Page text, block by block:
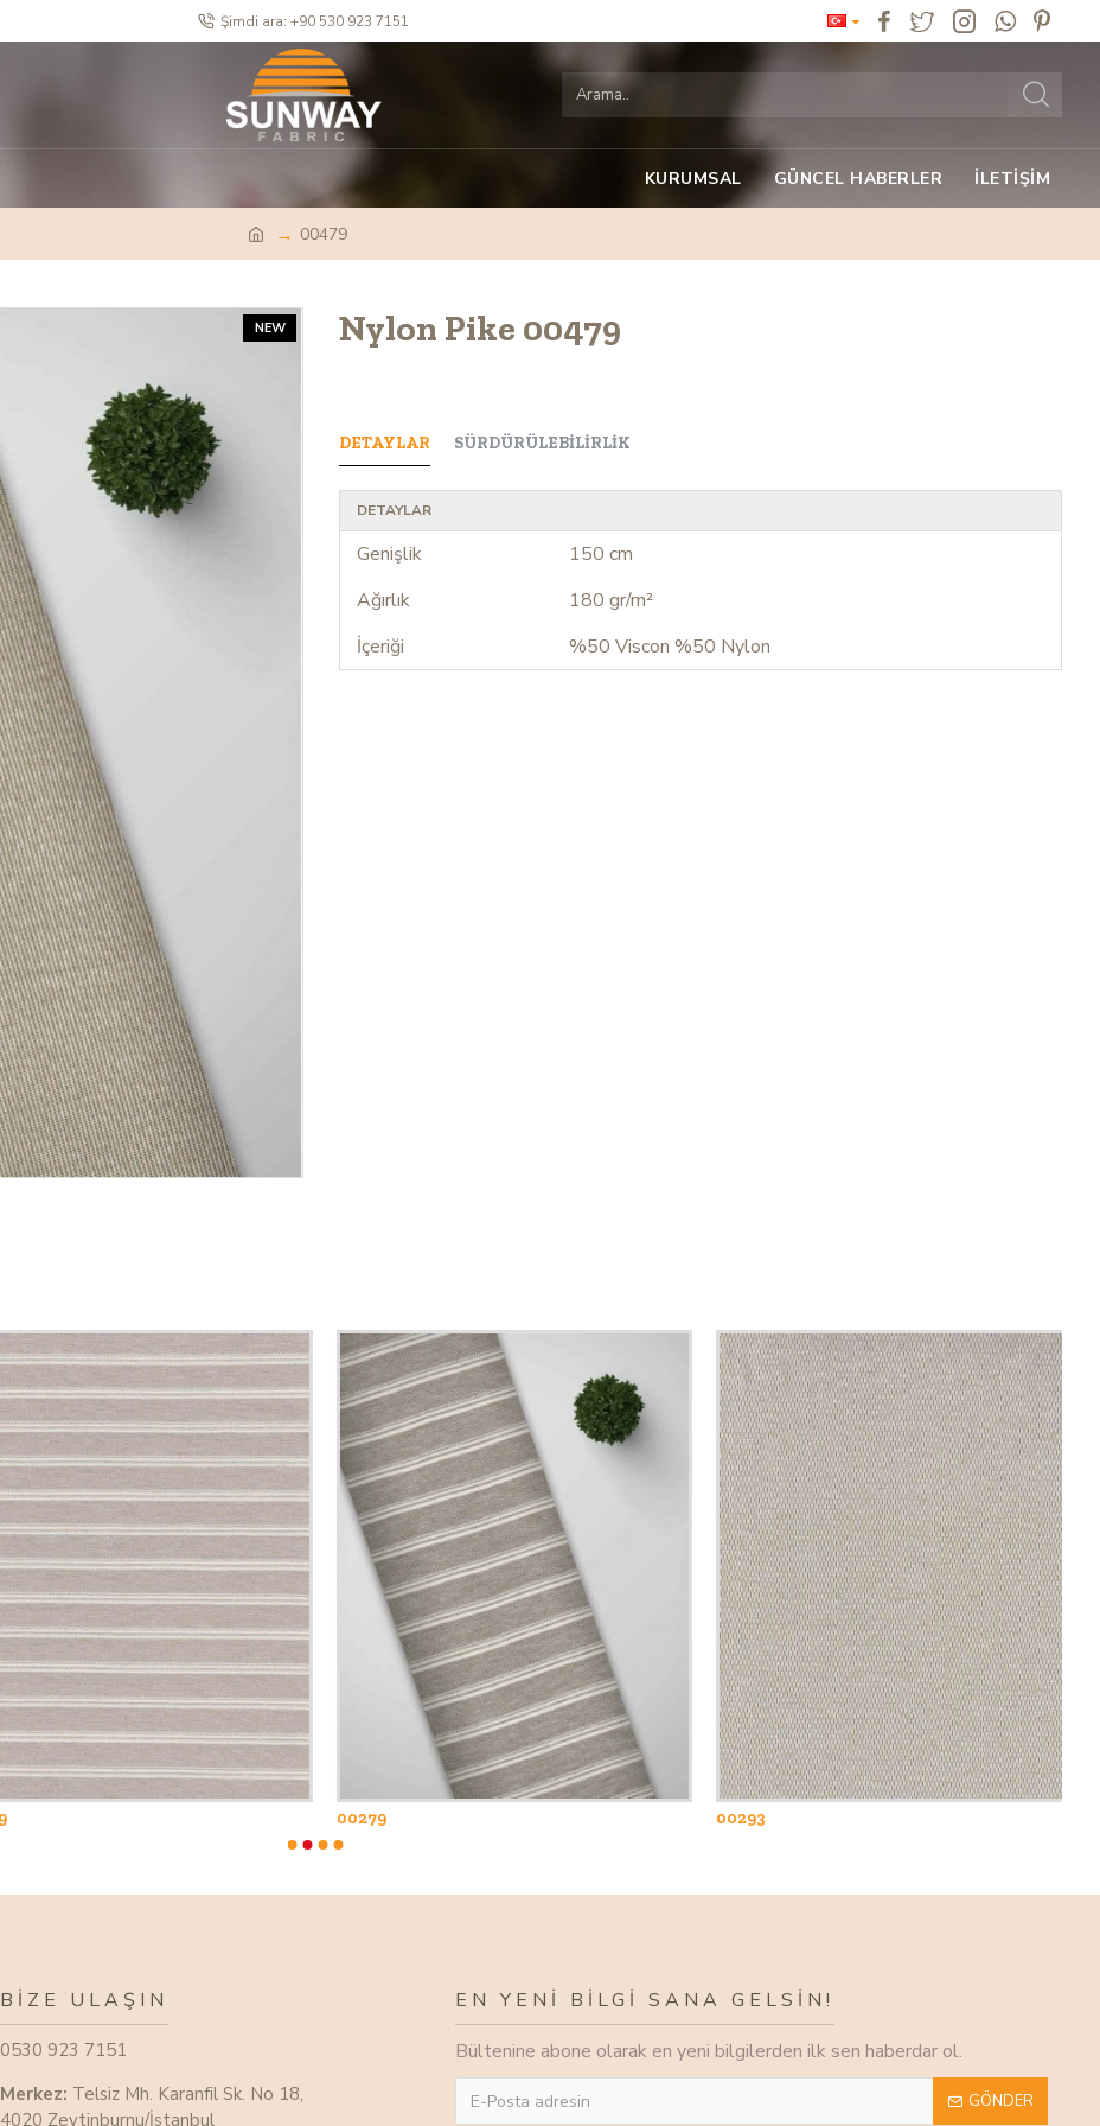
Şimdi ara: +90 530 923 7151
KURUMSAL GÜNCEL HABERLER İLETIŞIM
00479
NEW Nylon Pike 00479
DETAYLAR SÜRDÜRÜLEBILIRLIK
DETAYLAR
Genişlik
150 cm
Ağırlık
180 gr/m²
İçeriği
%50 Viscon %50 Nylon
00279 00293
BIZE ULAŞIN
0530 923 7151
Merkez: Telsiz Mh. Karanfil Sk. No 18,
4020 Zeytinburnu/İstanbul
EN YENİ BİLGİ SANA GELSİN!
Bültenine abone olarak en yeni bilgilerden ilk sen haberdar ol.
GÖNDER